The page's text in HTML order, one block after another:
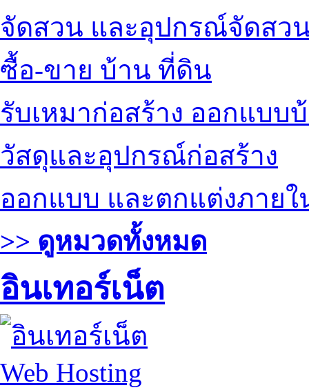
จัดสวน และอุปกรณ์จัดสว
ซื้อ-ขาย บ้าน ที่ดิน
รับเหมาก่อสร้าง ออกแบบ
วัสดุและอุปกรณ์ก่อสร้าง
ออกแบบ และตกแต่งภายใ
>> ดูหมวดทั้งหมด
อินเทอร์เน็ต
Web Hosting